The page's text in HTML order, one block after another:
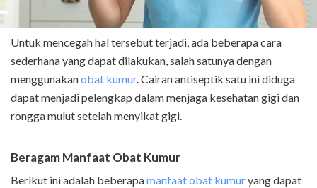
Untuk mencegah hal tersebut terjadi, ada beberapa cara
sederhana yang dapat dilakukan, salah satunya dengan
menggunakanobat kumur. Cairan antiseptik satu ini diduga
dapat menjadi pelengkap dalam menjaga kesehatan gigi dan
rongga mulut setelah menyikat gigi.
Beragam Manfaat Obat Kumur
Berikut ini adalah beberapamanfaat obat kumuryang dapat